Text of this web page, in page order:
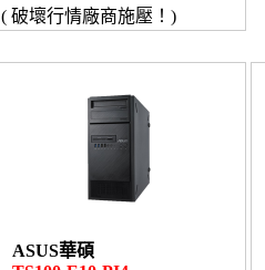
( 破壞行情廠商施壓！)
ASUS華碩